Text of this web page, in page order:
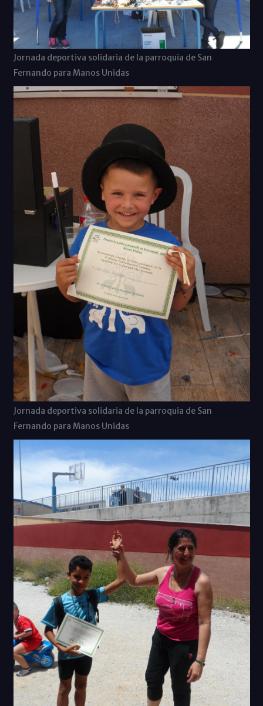
Jornada deportiva solidaria de la parroquia de San
Fernando para Manos Unidas
Jornada deportiva solidaria de la parroquia de San
Fernando para Manos Unidas